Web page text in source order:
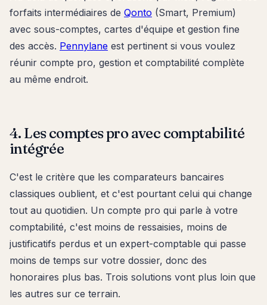
forfaits intermédiaires de Qonto (Smart, Premium)
avec sous-comptes, cartes d'équipe et gestion fine
des accès. Pennylane est pertinent si vous voulez
réunir compte pro, gestion et comptabilité complète
au même endroit.
4. Les comptes pro avec comptabilité
intégrée
C'est le critère que les comparateurs bancaires
classiques oublient, et c'est pourtant celui qui change
tout au quotidien. Un compte pro qui parle à votre
comptabilité, c'est moins de ressaisies, moins de
justificatifs perdus et un expert-comptable qui passe
moins de temps sur votre dossier, donc des
honoraires plus bas. Trois solutions vont plus loin que
les autres sur ce terrain.